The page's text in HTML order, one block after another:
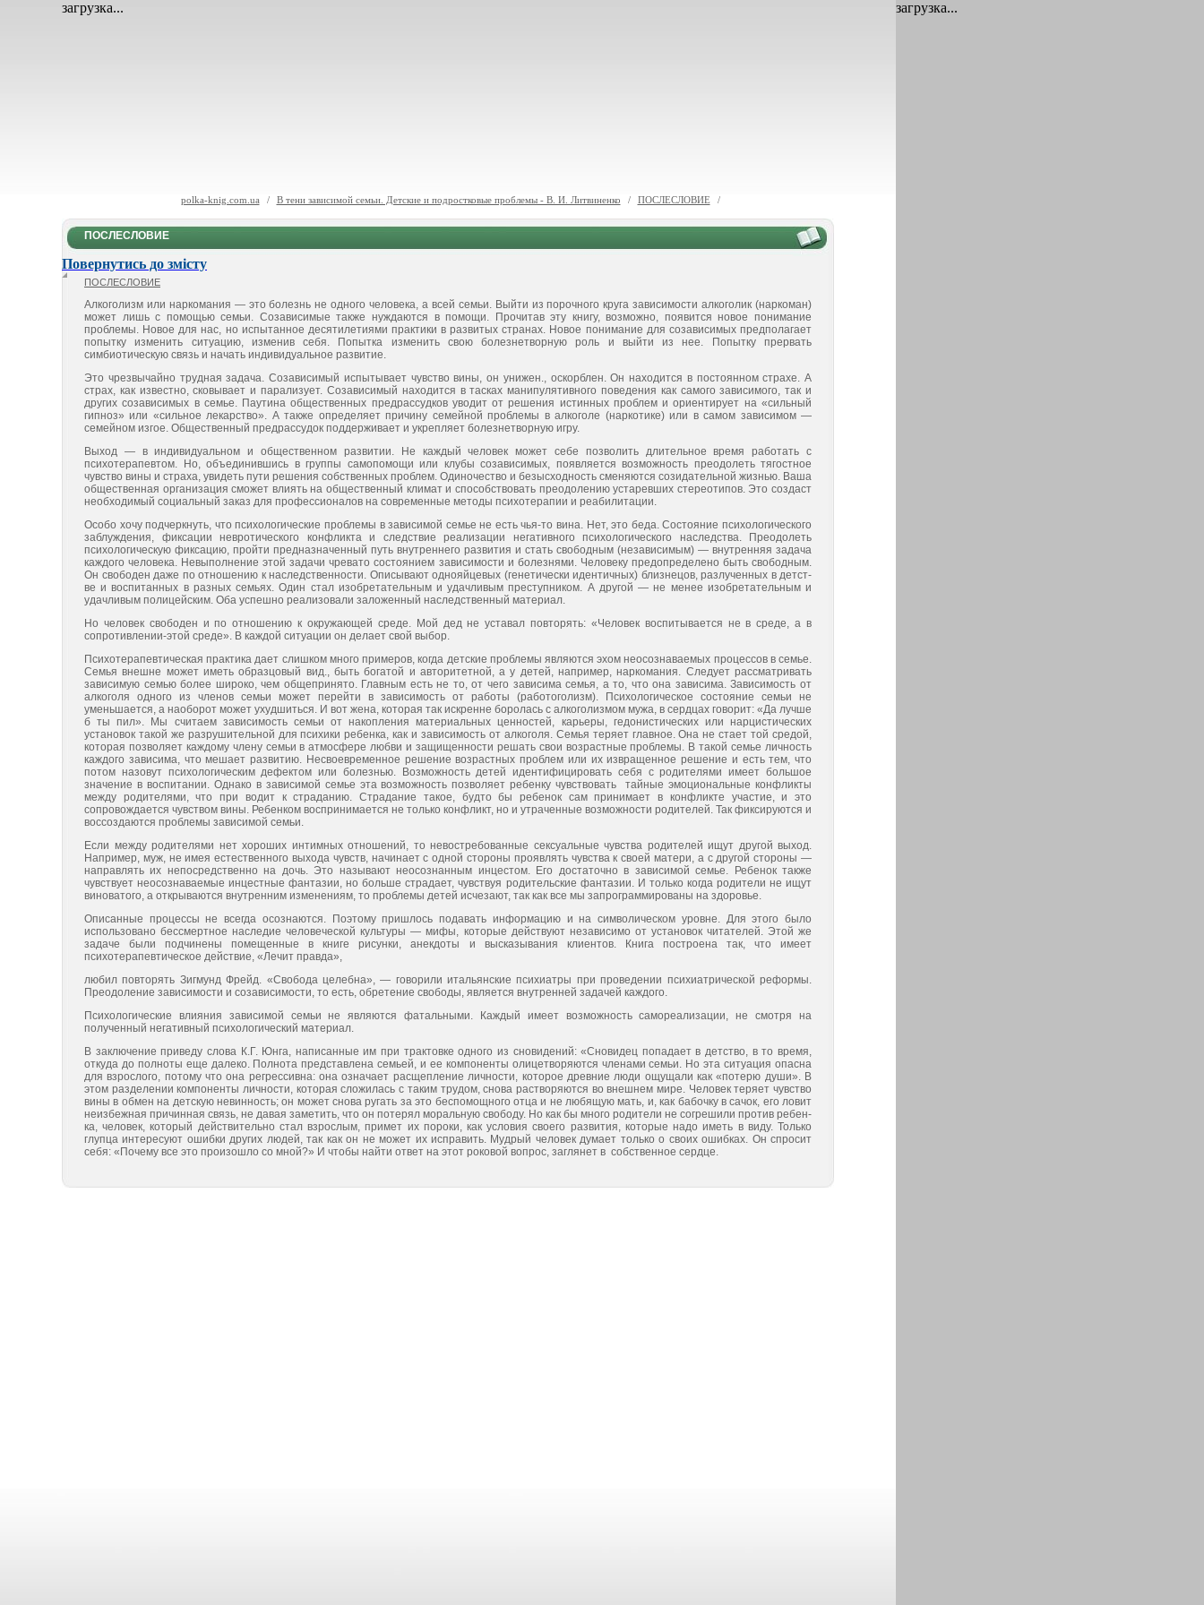
загрузка...
polka-knig.com.ua / В тени зависимой семьи. Детские и подростковые проблемы - В. И. Литвиненко / ПОСЛЕСЛОВИЕ /
ПОСЛЕСЛОВИЕ
Повернутись до змісту
ПОСЛЕСЛОВИЕ
Алкоголизм или наркомания — это болезнь не одного челове­ка, а всей семьи. Выйти из порочного круга зависимости алкого­лик (наркоман)
может лишь с помощью семьи. Созависимые также нуждаются в помощи. Прочитав эту книгу, возможно, появит­ся новое понимание
проблемы. Новое для нас, но испытанное де­сятилетиями практики в развитых странах. Новое понимание для созависимых предполагает
попытку изменить ситуацию, из­менив себя. Попытка изменить свою болезнетворную роль и выйти из нее. Попытку прервать
симбиотическую связь и начать индивидуальное развитие.
Это чрезвычайно трудная задача. Созависимый испытывает чувство вины, он унижен., оскорблен. Он находится в постоян­ном страхе. А
страх, как известно, сковывает и парализует. Созависимый находится в тасках манипулятивного поведения как са­мого зависимого, так и
других созависимых в семье. Паутина общественных предрассудков уводит от решения истинных проблем и ориентирует на «сильный
гипноз» или «сильное лекарст­во». А также определяет причину семейной проблемы в алкоголе (наркотике) или в самом зависимом —
семейном изгое. Общест­венный предрассудок поддерживает и укрепляет болезнетвор­ную игру.
Выход — в индивидуальном и общественном развитии. Не каждый человек может себе позволить длительное время рабо­тать с
психотерапевтом. Но, объединившись в группы самопомо­щи или клубы созависимых, появляется возможность преодолеть тягостное
чувство вины и страха, увидеть пути решения собст­венных проблем. Одиночество и безысходность сменяются сози­дательной жизнью. Ваша
общественная организация сможет влиять на общественный климат и способствовать преодолению устаревших стереотипов. Это создаст
необходимый социальный заказ для профессионалов на современные методы психотера­пии и реабилитации.
Особо хочу подчеркнуть, что психологические проблемы в за­висимой семье не есть чья-то вина. Нет, это беда. Состояние пси­хологического
заблуждения, фиксации невротического кон­фликта и следствие реализации негативного психологического наследства. Преодолеть
психологическую фиксацию, пройти предназначенный путь внутреннего развития и стать свободным (независимым) — внутренняя задача
каждого человека. Невы­полнение этой задачи чревато состоянием зависимости и болез­нями. Человеку предопределено быть свободным.
Он свободен даже по отношению к наследственности. Описывают однояйце­вых (генетически идентичных) близнецов, разлученных в детст­
ве и воспитанных в разных семьях. Один стал изобретательным и удачливым преступником. А другой — не менее изобретатель­ным и
удачливым полицейским. Оба успешно реализовали зало­женный наследственный материал.
Но человек свободен и по отношению к окружающей среде. Мой дед не уставал повторять: «Человек воспитывается не в сре­де, а в
сопротивлении-этой среде». В каждой ситуации он делает свой выбор.
Психотерапевтическая практика дает слишком много приме­ров, когда детские проблемы являются эхом неосознаваемых процессов в семье.
Семья внешне может иметь образцовый вид., быть богатой и авторитетной, а у детей, например, наркомания. Следует рассматривать
зависимую семью более широко, чем об­щепринято. Главным есть не то, от чего зависима семья, а то, что она зависима. Зависимость от
алкоголя одного из членов семьи может перейти в зависимость от работы (работоголизм). Психо­логическое состояние семьи не
уменьшается, а наоборот может ухудшиться. И вот жена, которая так искренне боролась с алко­голизмом мужа, в сердцах говорит: «Да лучше
б ты пил». Мы счи­таем зависимость семьи от накопления материальных ценнос­тей, карьеры, гедонистических или нарцистических
установок такой же разрушительной для психики ребенка, как и зависи­мость от алкоголя. Семья теряет главное. Она не стает той сре­дой,
которая позволяет каждому члену семьи в атмосфере любви и защищенности решать свои возрастные проблемы. В такой се­мье личность
каждого зависима, что мешает развитию. Несвое­временное решение возрастных проблем или их извращенное решение и есть тем, что
потом назовут психологическим дефек­том или болезнью. Возможность детей идентифицировать себя с родителями имеет большое
значение в воспитании. Однако в зависимой семье эта возможность позволяет ребенку чувствовать тайные эмоциональные конфликты
между родителями, что при водит к страданию. Страдание такое, будто бы ребенок сам принимает в конфликте участие, и это
сопровождается чувством ви­ны. Ребенком воспринимается не только конфликт, но и утрачен­ные возможности родителей. Так фиксируются и
воссоздаются проблемы зависимой семьи.
Если между родителями нет хороших интимных отношений, то невостребованные сексуальные чувства родителей ищут дру­гой выход.
Например, муж, не имея естественного выхода чувств, начинает с одной стороны проявлять чувства к своей ма­тери, а с другой стороны —
направлять их непосредственно на дочь. Это называют неосознанным инцестом. Его достаточно в зависимой семье. Ребенок также
чувствует неосознаваемые инцестные фантазии, но больше страдает, чувствуя родительские фантазии. И только когда родители не ищут
виноватого, а откры­ваются внутренним изменениям, то проблемы детей исчезают, так как все мы запрограммированы на здоровье.
Описанные процессы не всегда осознаются. Поэтому при­шлось подавать информацию и на символическом уровне. Для этого было
использовано бессмертное наследие человеческой культуры — мифы, которые действуют независимо от установок читателей. Этой же
задаче были подчинены помещенные в книге рисунки, анекдоты и высказывания клиентов. Книга построена так, что имеет
психотерапевтическое действие, «Лечит правда»,
любил повторять Зигмунд Фрейд. «Свобода целебна», — гово­рили итальянские психиатры при проведении психиатрической реформы.
Преодоление зависимости и созависимости, то есть, обретение свободы, является внутренней задачей каждого.
Психологические влияния зависимой семьи не являются фа­тальными. Каждый имеет возможность самореализации, не смо­тря на
полученный негативный психологический материал.
В заключение приведу слова К.Г. Юнга, написанные им при трактовке одного из сновидений: «Сновидец попадает в детство, в то время,
откуда до полноты еще далеко. Полнота представлена семьей, и ее компоненты олицетворяются членами семьи. Но эта ситуация опасна
для взрослого, потому что она регрессивна: она означает расщепление личности, которое древние люди ощуща­ли как «потерю души». В
этом разделении компоненты личности, которая сложилась с таким трудом, снова растворяются во внеш­нем мире. Человек теряет чувство
вины в обмен на детскую не­винность; он может снова ругать за это беспомощного отца и не любящую мать, и, как бабочку в сачок, его ловит
неизбежная причинная связь, не давая заметить, что он потерял моральную свободу. Но как бы много родители не согрешили против ребен­
ка, человек, который действительно стал взрослым, примет их пороки, как условия своего развития, которые надо иметь в виду. Только
глупца интересуют ошибки других людей, так как он не может их исправить. Мудрый человек думает только о своих ошибках. Он спросит
себя: «Почему все это произошло со мной?» И чтобы найти ответ на этот роковой вопрос, заглянет в собственное сердце.
загрузка...